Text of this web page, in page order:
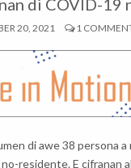
di COVID-19
20, 2021 1
di awe 38 persona
residente. E cifranan